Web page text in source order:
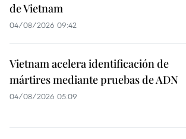
de Vietnam
04/08/2026 09:42
Vietnam acelera identificación de
mártires mediante pruebas de ADN
04/08/2026 05:09